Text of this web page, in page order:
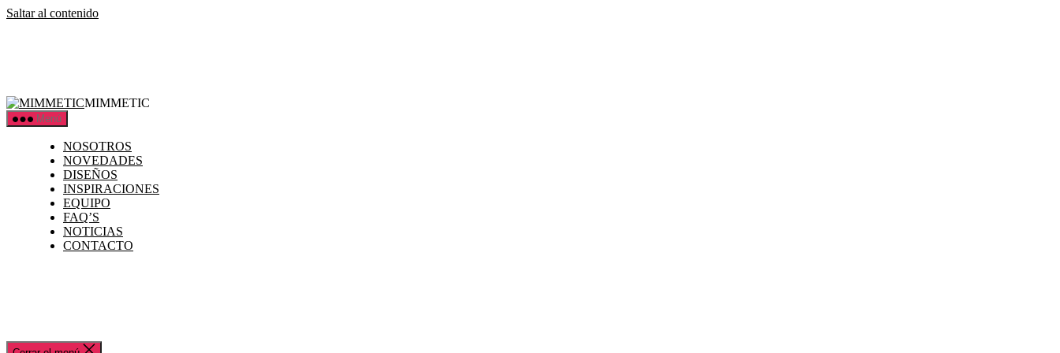
Saltar al contenido
MIMMETIC
Menú
NOSOTROS
NOVEDADES
DISEÑOS
INSPIRACIONES
EQUIPO
FAQ’S
NOTICIAS
CONTACTO